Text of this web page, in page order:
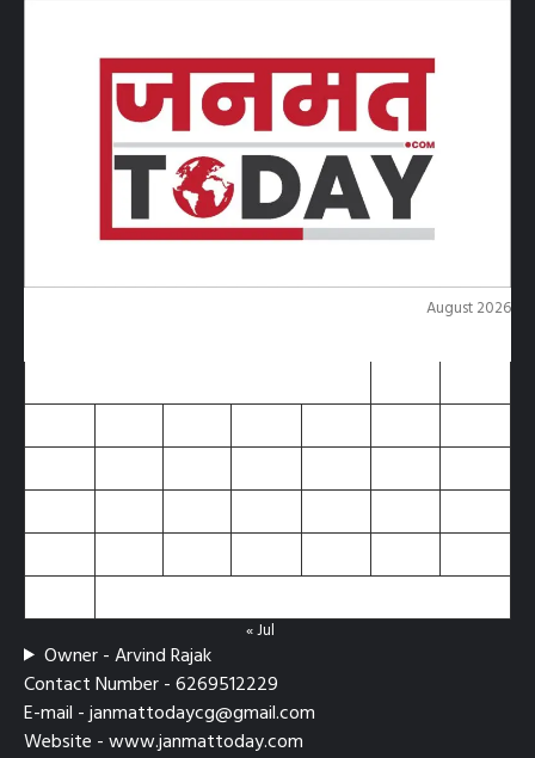
August 2026
« Jul
Owner - Arvind Rajak
Contact Number - 6269512229
E-mail - janmattodaycg@gmail.com
Website - www.janmattoday.com